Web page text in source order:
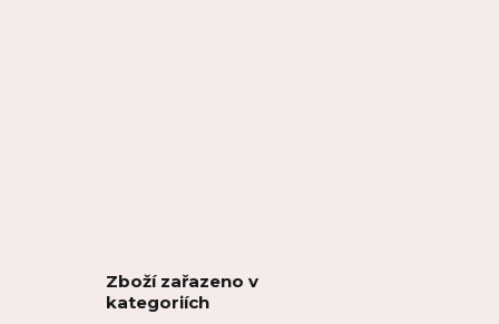
Zboží zařazeno v
kategoriích